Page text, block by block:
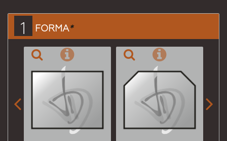
1 FORMA*
 